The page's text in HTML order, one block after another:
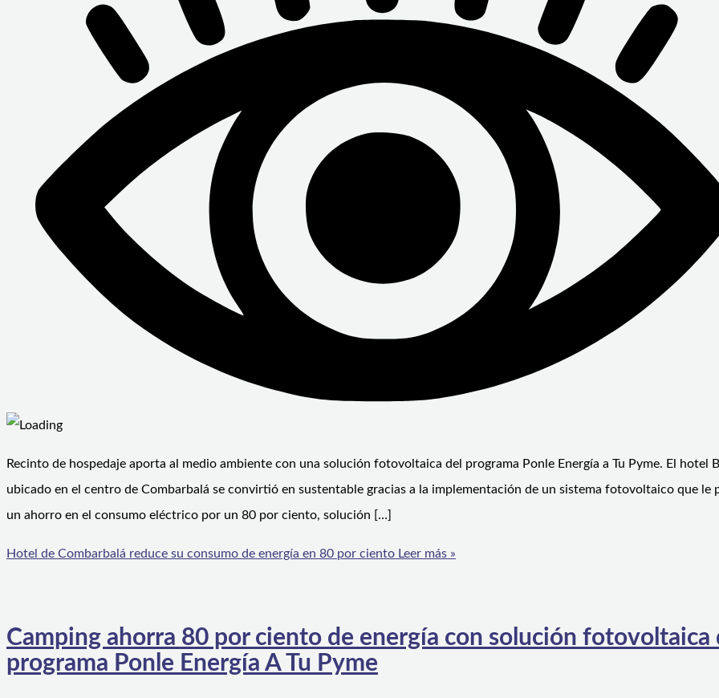
Recinto de hospedaje aporta al medio ambiente con una solución fotovoltaica del programa Ponle Energía a Tu Pyme. El hotel
ubicado en el centro de Combarbalá se convirtió en sustentable gracias a la implementación de un sistema fotovoltaico que le
un ahorro en el consumo eléctrico por un 80 por ciento, solución […]
Hotel de Combarbalá reduce su consumo de energía en 80 por ciento Leer más »
Camping ahorra 80 por ciento de energía con solución fotovoltaica
programa Ponle Energía A Tu Pyme